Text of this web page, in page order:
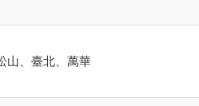
山、臺北、萬華